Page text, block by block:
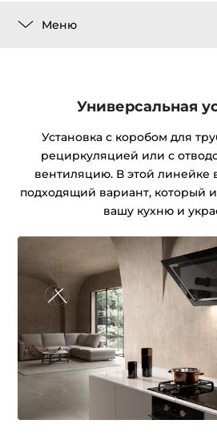
Меню
Универсальная
Установка с коробом для
рециркуляцией или с
вентиляцию. В этой линейке
подходящий вариант, который
вашу кухню и